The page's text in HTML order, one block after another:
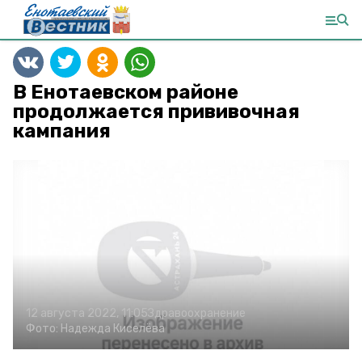
В Енотаевском районе
продолжается прививочная
кампания
12 августа 2022, 11:05Здравоохранение
Фото: Надежда Киселёва